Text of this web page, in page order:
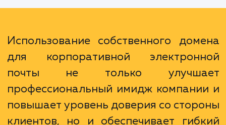
возможность интеграции с различными
обеспечивает лучший контроль
безопасностью и
корпоративной почты.